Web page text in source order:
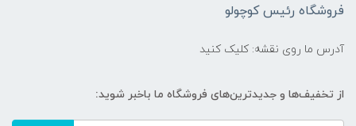
فروشگاه رئیس کوچولو
آدرس ما روی نقشه: کلیک کنید
از تخفیف‌ها و جدیدترین‌های فروشگاه ما باخبر شوید: